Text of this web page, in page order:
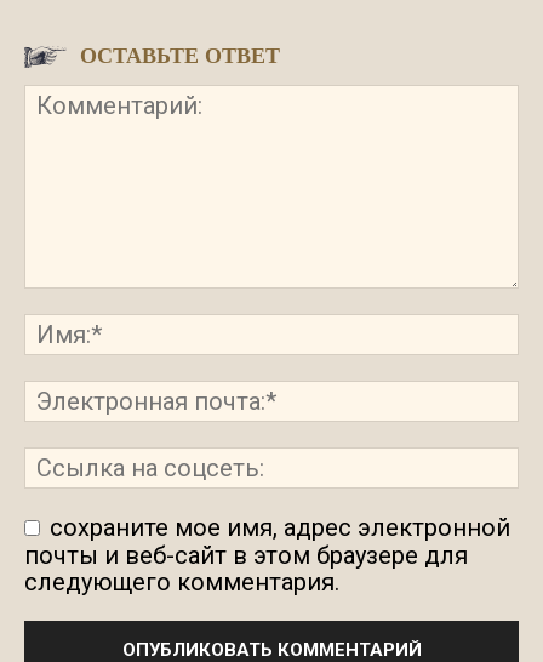
ОСТАВЬТЕ ОТВЕТ
сохраните мое имя, адрес электронной
почты и веб-сайт в этом браузере для
следующего комментария.